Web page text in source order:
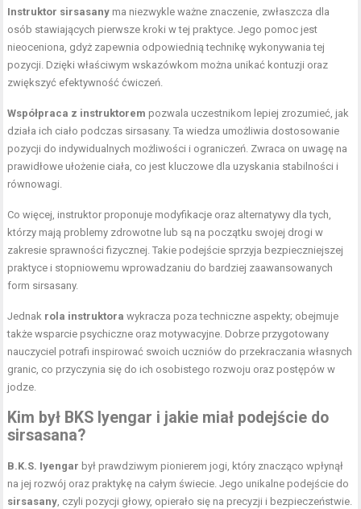
Instruktor sirsasany ma niezwykle ważne znaczenie, zwłaszcza dla
osób stawiających pierwsze kroki w tej praktyce. Jego pomoc jest
nieoceniona, gdyż zapewnia odpowiednią technikę wykonywania tej
pozycji. Dzięki właściwym wskazówkom można unikać kontuzji oraz
zwiększyć efektywność ćwiczeń.
Współpraca z instruktorem pozwala uczestnikom lepiej zrozumieć, jak
działa ich ciało podczas sirsasany. Ta wiedza umożliwia dostosowanie
pozycji do indywidualnych możliwości i ograniczeń. Zwraca on uwagę na
prawidłowe ułożenie ciała, co jest kluczowe dla uzyskania stabilności i
równowagi.
Co więcej, instruktor proponuje modyfikacje oraz alternatywy dla tych,
którzy mają problemy zdrowotne lub są na początku swojej drogi w
zakresie sprawności fizycznej. Takie podejście sprzyja bezpieczniejszej
praktyce i stopniowemu wprowadzaniu do bardziej zaawansowanych
form sirsasany.
Jednak rola instruktora wykracza poza techniczne aspekty; obejmuje
także wsparcie psychiczne oraz motywacyjne. Dobrze przygotowany
nauczyciel potrafi inspirować swoich uczniów do przekraczania własnych
granic, co przyczynia się do ich osobistego rozwoju oraz postępów w
jodze.
Kim był BKS Iyengar i jakie miał podejście do
sirsasana?
B.K.S. Iyengar był prawdziwym pionierem jogi, który znacząco wpłynął
na jej rozwój oraz praktykę na całym świecie. Jego unikalne podejście do
sirsasany, czyli pozycji głowy, opierało się na precyzji i bezpieczeństwie.